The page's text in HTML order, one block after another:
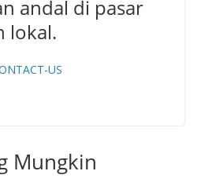
andal di pasar
lokal.
Mungkin